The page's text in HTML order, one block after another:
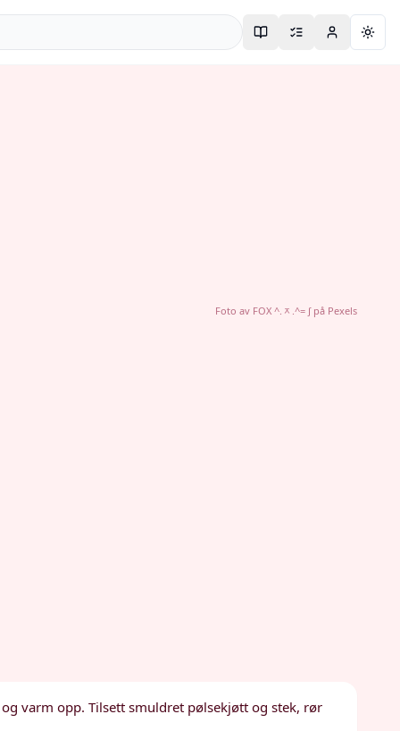
Foto av FOX ^.ᆽ.^= ∫på Pexels
varm opp. Tilsett smuldret pølsekjøtt og stek, rør